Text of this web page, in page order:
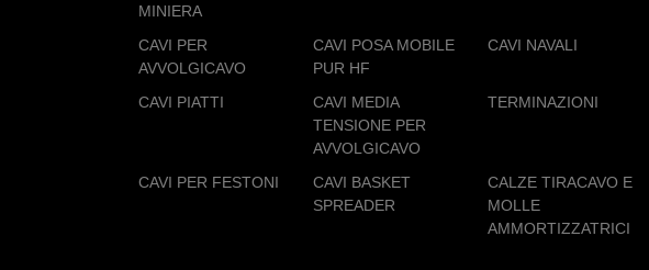
MINIERA
CAVI PER
AVVOLGICAVO
CAVI PIATTI
CAVI PER FESTONI
CAVI POSA MOBILE
PUR HF
CAVI MEDIA
TENSIONE PER
AVVOLGICAVO
CAVI BASKET
SPREADER
CAVI NAVALI
TERMINAZIONI
CALZE TIRACAVO E
MOLLE
AMMORTIZZATRICI